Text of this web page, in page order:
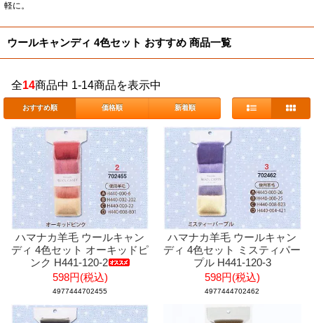
軽に。
ウールキャンディ 4色セット おすすめ 商品一覧
全14商品中 1-14商品を表示中
おすすめ順 価格順 新着順
ハマナカ羊毛 ウールキャン
ディ 4色セット オーキッドピ
ンク H441-120-2
598円(税込)
4977444702455
ハマナカ羊毛 ウールキャン
ディ 4色セット ミスティパー
プル H441-120-3
598円(税込)
4977444702462